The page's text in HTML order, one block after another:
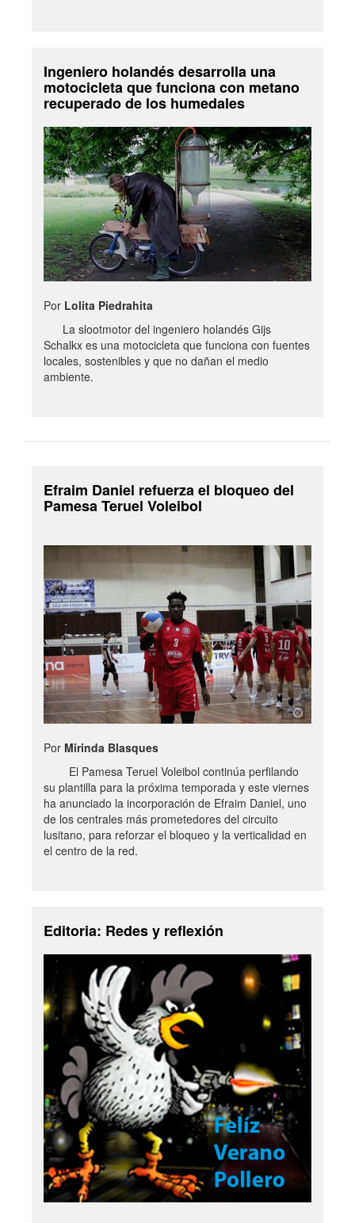
Ingeniero holandés desarrolla una
motocicleta que funciona con metano
recuperado de los humedales
Por Lolita Piedrahita
La slootmotor del ingeniero holandés Gijs
Schalkx es una motocicleta que funciona con fuentes
locales, sostenibles y que no dañan el medio
ambiente.
Efraim Daniel refuerza el bloqueo del
Pamesa Teruel Voleibol
Por Mirinda Blasques
El Pamesa Teruel Voleibol continúa perfilando
su plantilla para la próxima temporada y este viernes
ha anunciado la incorporación de Efraim Daniel, uno
de los centrales más prometedores del circuito
lusitano, para reforzar el bloqueo y la verticalidad en
el centro de la red.
Editoria: Redes y reflexión